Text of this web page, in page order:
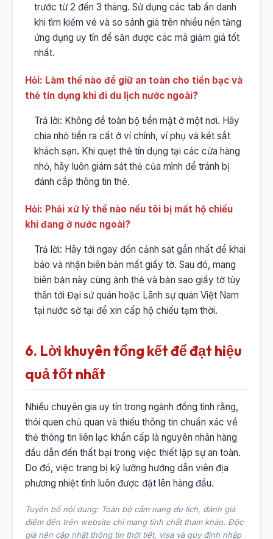
trước từ 2 đến 3 tháng. Sử dụng các tab ẩn danh
khi tìm kiếm vé và so sánh giá trên nhiều nền tảng
ứng dụng uy tín để săn được các mã giảm giá tốt
nhất.
Hỏi: Làm thế nào để giữ an toàn cho tiền bạc và
thẻ tín dụng khi đi du lịch nước ngoài?
Trả lời: Không để toàn bộ tiền mặt ở một nơi. Hãy
chia nhỏ tiền ra cất ở ví chính, ví phụ và két sắt
khách sạn. Khi quẹt thẻ tín dụng tại các cửa hàng
nhỏ, hãy luôn giám sát thẻ của mình để tránh bị
đánh cắp thông tin thẻ.
Hỏi: Phải xử lý thế nào nếu tôi bị mất hộ chiếu
khi đang ở nước ngoài?
Trả lời: Hãy tới ngay đồn cảnh sát gần nhất để khai
báo và nhận biên bản mất giấy tờ. Sau đó, mang
biên bản này cùng ảnh thẻ và bản sao giấy tờ tùy
thân tới Đại sứ quán hoặc Lãnh sự quán Việt Nam
tại nước sở tại để xin cấp hộ chiếu tạm thời.
6. Lời khuyên tổng kết để đạt hiệu
quả tốt nhất
Nhiều chuyên gia uy tín trong ngành đồng tình rằng,
thói quen chủ quan và thiếu thông tin chuẩn xác về
thẻ thông tin liên lạc khẩn cấp là nguyên nhân hàng
đầu dẫn đến thất bại trong việc thiết lập sự an toàn.
Do đó, việc trang bị kỹ lưỡng hướng dẫn viên địa
phương nhiệt tình luôn được đặt lên hàng đầu.
Tuyên bố nội dung: Toàn bộ cẩm nang du lịch, đánh giá
điểm đến trên website chỉ mang tính chất tham khảo. Độc
giả nên cập nhật thông tin thời tiết, visa và quy định nhập